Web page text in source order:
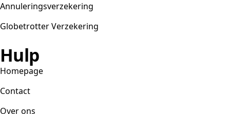
Annuleringsverzekering
Globetrotter Verzekering
Hulp
Homepage
Contact
Over ons